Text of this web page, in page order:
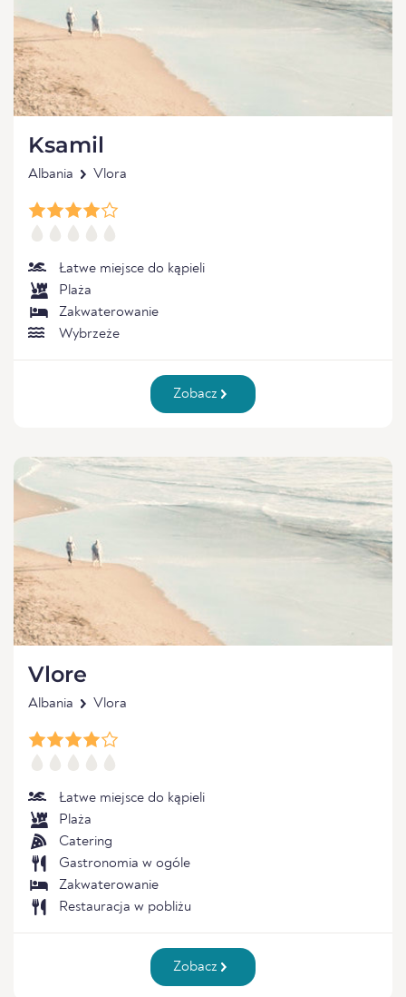
Ksamil
Albania Vlora
Łatwe miejsce do kąpieli
Plaża
Zakwaterowanie
Wybrzeże
Zobacz
Vlore
Albania Vlora
Łatwe miejsce do kąpieli
Plaża
Catering
Gastronomia w ogóle
Zakwaterowanie
Restauracja w pobliżu
Zobacz